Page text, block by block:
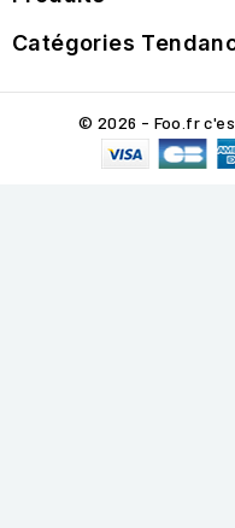
Catégories
© 2026 - Foo.fr